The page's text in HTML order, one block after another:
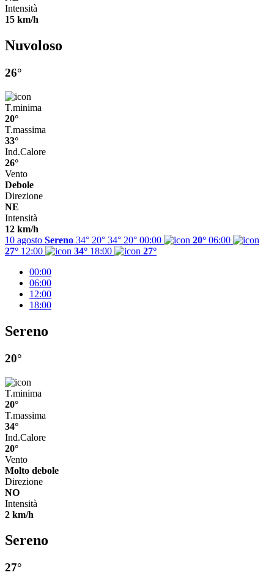
Intensità
15 km/h
Nuvoloso
26°
T.minima
20°
T.massima
33°
Ind.Calore
26°
Vento
Debole
Direzione
NE
Intensità
12 km/h
10 agosto Sereno 34° 20° 34° 20° 00:00 20° 06:00
27° 12:00 34° 18:00
27°
00:00
06:00
12:00
18:00
Sereno
20°
T.minima
20°
T.massima
34°
Ind.Calore
20°
Vento
Molto debole
Direzione
NO
Intensità
2 km/h
Sereno
27°